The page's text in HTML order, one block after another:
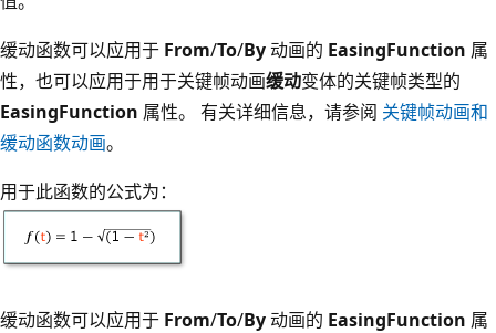
缓动函数可以应用于 From/To/By动画的 EasingFunction 属
性，也可以应用于用于关键帧动画缓动变体的关键帧类型的
EasingFunction 属性。 有关详细信息，请参阅 关键帧动画和
缓动函数动画。
用于此函数的公式为：
缓动函数可以应用于 From/To/By动画的 EasingFunction 属